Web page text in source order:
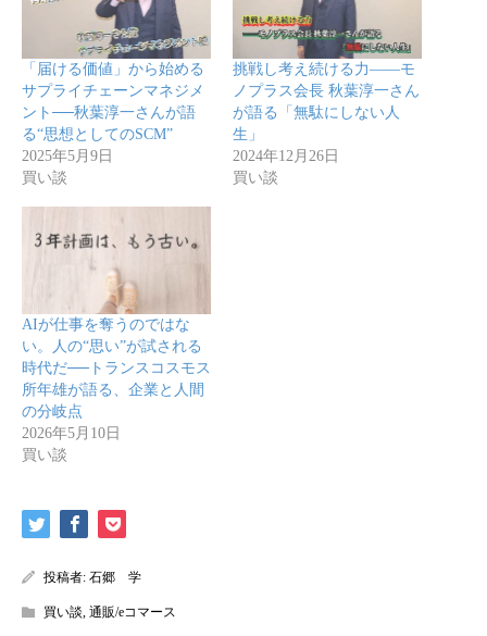
「届ける価値」から始める
サプライチェーンマネジメ
ント──秋葉淳一さんが語
る“思想としてのSCM”
2025年5月9日
買い談
挑戦し考え続ける力――モ
ノプラス会長 秋葉淳一さん
が語る「無駄にしない人
生」
2024年12月26日
買い談
AIが仕事を奪うのではな
い。人の“思い”が試される
時代だ──トランスコスモス
所年雄が語る、企業と人間
の分岐点
2026年5月10日
買い談
投稿者: 石郷 学
買い談, 通販/eコマース